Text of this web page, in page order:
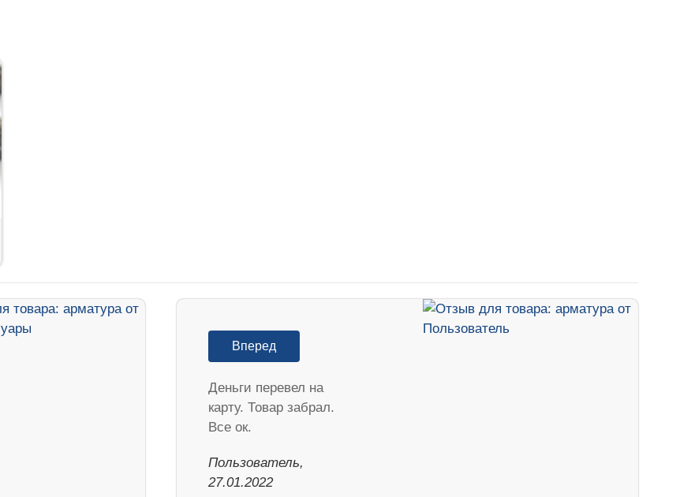
Вперед
Деньги перевел на
карту. Товар забрал.
Все ок.
Пользователь,
27.01.2022